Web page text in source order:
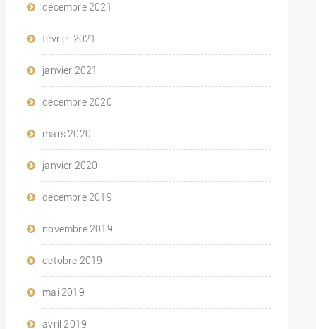
décembre 2021
février 2021
janvier 2021
décembre 2020
mars 2020
janvier 2020
décembre 2019
novembre 2019
octobre 2019
mai 2019
avril 2019